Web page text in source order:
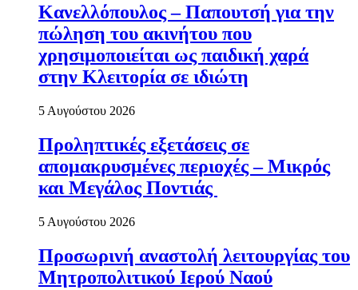
Κανελλόπουλος – Παπουτσή για την
πώληση του ακινήτου που
χρησιμοποιείται ως παιδική χαρά
στην Κλειτορία σε ιδιώτη
5 Αυγούστου 2026
Προληπτικές εξετάσεις σε
απομακρυσμένες περιοχές – Μικρός
και Μεγάλος Ποντιάς
5 Αυγούστου 2026
Προσωρινή αναστολή λειτουργίας του
Μητροπολιτικού Ιερού Ναού